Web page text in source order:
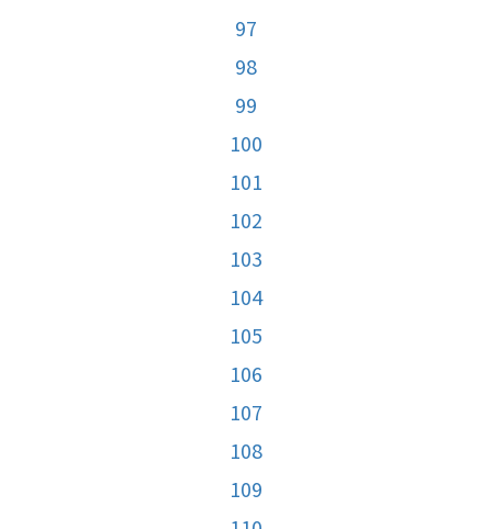
97
98
99
100
101
102
103
104
105
106
107
108
109